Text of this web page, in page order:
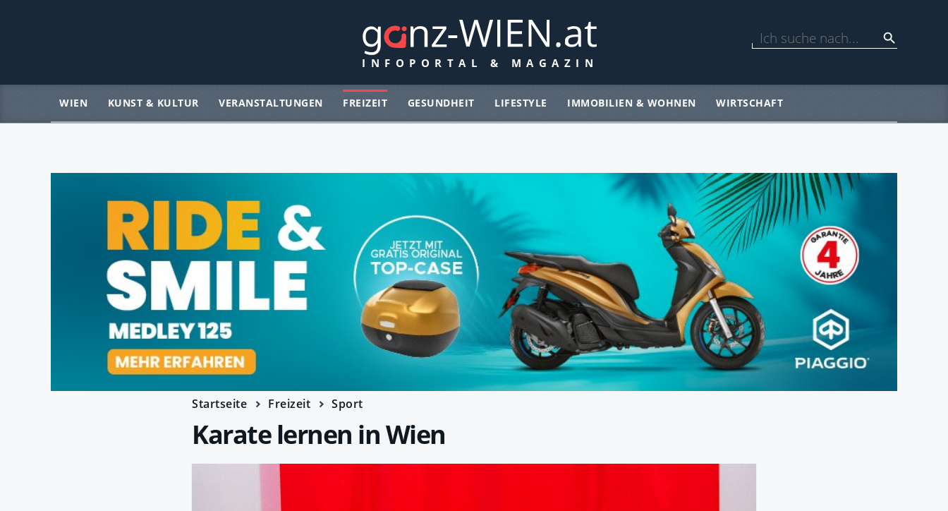
WIEN KUNST & KULTUR VERANSTALTUNGEN FREIZEIT GESUNDHEIT LIFESTYLE IMMOBILIEN & WOHNEN WIRTSCHAFT
Startseite Freizeit Sport
Karate lernen in Wien